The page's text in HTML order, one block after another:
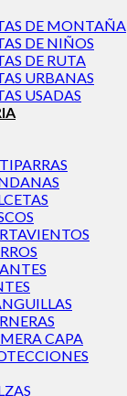
DE MONTAÑA
DE NIÑOS
DE RUTA
URBANAS
USADAS
CAPA